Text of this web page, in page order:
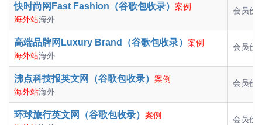
快时尚网Fast Fashion（谷歌包收录） 案例
海外站海外
会员价
高端品牌网Luxury Brand（谷歌包收录） 案例
海外站海外
会员价
沸点科技报英文网（谷歌包收录） 案例
海外站海外
会员价
环球旅行英文网（谷歌包收录） 案例
会员价